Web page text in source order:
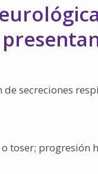
secreciones
toser; progresión